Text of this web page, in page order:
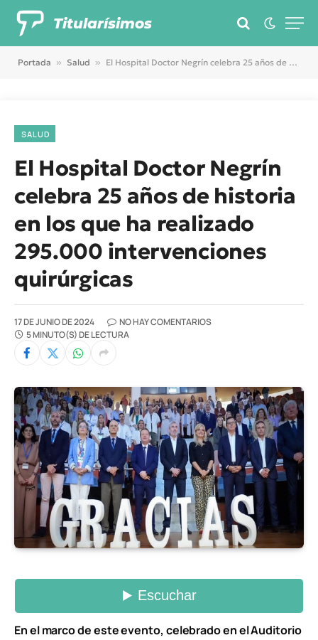
Titularísimos
Portada » Salud » El Hospital Doctor Negrín celebra 25 años de historia en los que ha realizado 295.000 intervenciones quirúrgicas
SALUD
El Hospital Doctor Negrín
celebra 25 años de historia
en los que ha realizado
295.000 intervenciones
quirúrgicas
17 DE JUNIO DE 2024
NO HAY COMENTARIOS
5 MINUTO(S) DE LECTURA
En el marco de este evento, celebrado en el Auditorio